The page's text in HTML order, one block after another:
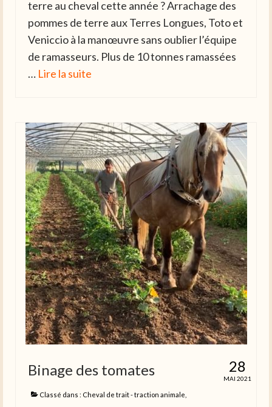
terre au cheval cette année ? Arrachage des
pommes de terre aux Terres Longues, Toto et
Veniccio à la manœuvre sans oublier l’équipe
de ramasseurs. Plus de 10 tonnes ramassées
… Lire la suite­­
28
MAI 2021
Binage des tomates
Classé dans : Cheval de trait - traction animale